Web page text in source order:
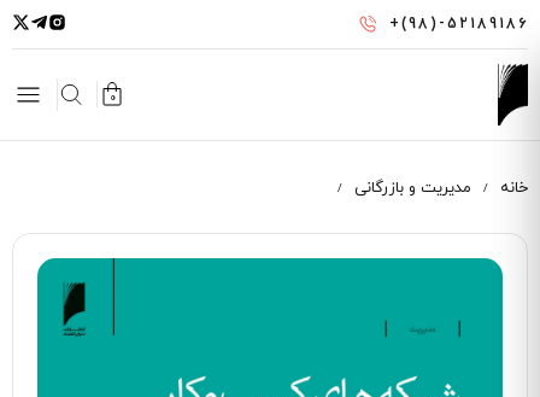
به
محتوای
اصلی
+(98)-52189186
0
خانه مدیریت و بازرگانی